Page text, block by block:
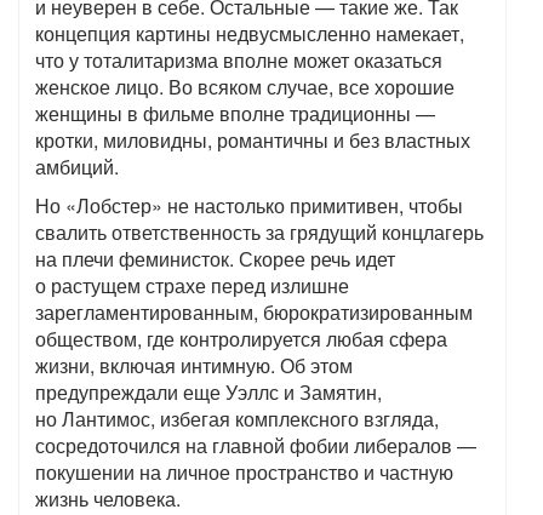
и неуверен в себе. Остальные — такие же. Так
концепция картины недвусмысленно намекает,
что у тоталитаризма вполне может оказаться
женское лицо. Во всяком случае, все хорошие
женщины в фильме вполне традиционны —
кротки, миловидны, романтичны и без властных
амбиций.
Но «Лобстер» не настолько примитивен, чтобы
свалить ответственность за грядущий концлагерь
на плечи феминисток. Скорее речь идет
о растущем страхе перед излишне
зарегламентированным, бюрократизированным
обществом, где контролируется любая сфера
жизни, включая интимную. Об этом
предупреждали еще Уэллс и Замятин,
но Лантимос, избегая комплексного взгляда,
сосредоточился на главной фобии либералов —
покушении на личное пространство и частную
жизнь человека.